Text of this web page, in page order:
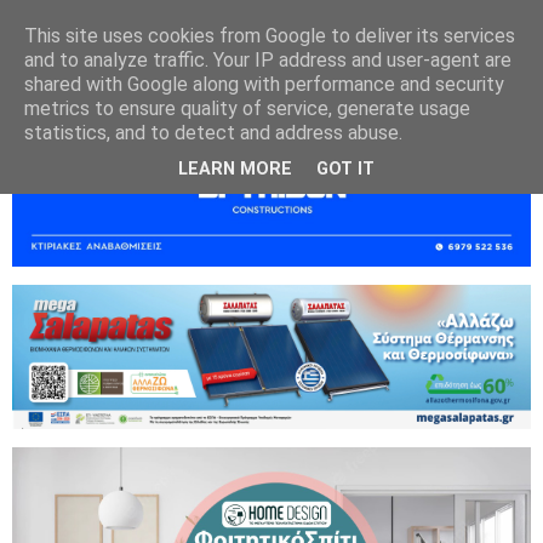
This site uses cookies from Google to deliver its services
and to analyze traffic. Your IP address and user-agent are
shared with Google along with performance and security
metrics to ensure quality of service, generate usage
statistics, and to detect and address abuse.
LEARN MORE GOT IT